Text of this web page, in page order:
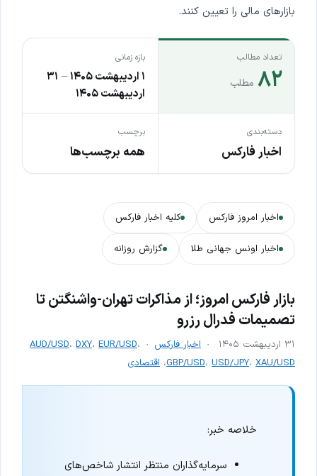
بازارهای مالی را تعیین کنند.
تعداد مطالب
۸۲ مطلب
بازه زمانی
۱ اردیبهشت ۱۴۰۵ – ۳۱
اردیبهشت ۱۴۰۵
دسته‌بندی
اخبار فارکس
برچسب
همه برچسب‌ها
اخبار امروز فارکس کلیه اخبار فارکس
اخبار اونس جهانی طلا گزارش روزانه
بازار فارکس امروز؛ از مذاکرات تهران-واشنگتن تا
تصمیمات فدرال رزرو
۳۱ اردیبهشت ۱۴۰۵ اخبار فارکس AUD/USD، DXY، EUR/USD،
GBP/USD، USD/JPY، XAU/USD ، اقتصادی
خلاصه خبر:
سرمایه‌گذاران منتظر انتشار شاخص‌های